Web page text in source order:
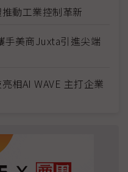
動工業控制革新
手美商Juxta引進尖端
相AI WAVE 主打企業